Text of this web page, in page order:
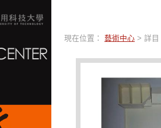
現在位置： 藝術中心 > 詳目